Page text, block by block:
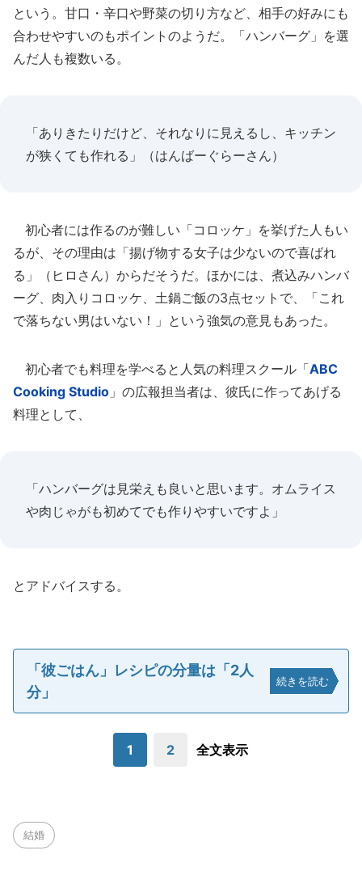
という。甘口・辛口や野菜の切り方など、相手の好みにも
合わせやすいのもポイントのようだ。「ハンバーグ」を選
んだ人も複数いる。
「ありきたりだけど、それなりに見えるし、キッチン
が狭くても作れる」（はんばーぐらーさん）
初心者には作るのが難しい「コロッケ」を挙げた人もい
るが、その理由は「揚げ物する女子は少ないので喜ばれ
る」（ヒロさん）からだそうだ。ほかには、煮込みハンバ
ーグ、肉入りコロッケ、土鍋ご飯の3点セットで、「これ
で落ちない男はいない！」という強気の意見もあった。
初心者でも料理を学べると人気の料理スクール「ABC
Cooking Studio 」の広報担当者は、彼氏に作ってあげる
料理として、
「ハンバーグは見栄えも良いと思います。オムライス
や肉じゃがも初めてでも作りやすいですよ」
とアドバイスする。
「彼ごはん」レシピの分量は「2人
分」
続きを読む
1 2 全文表示
結婚